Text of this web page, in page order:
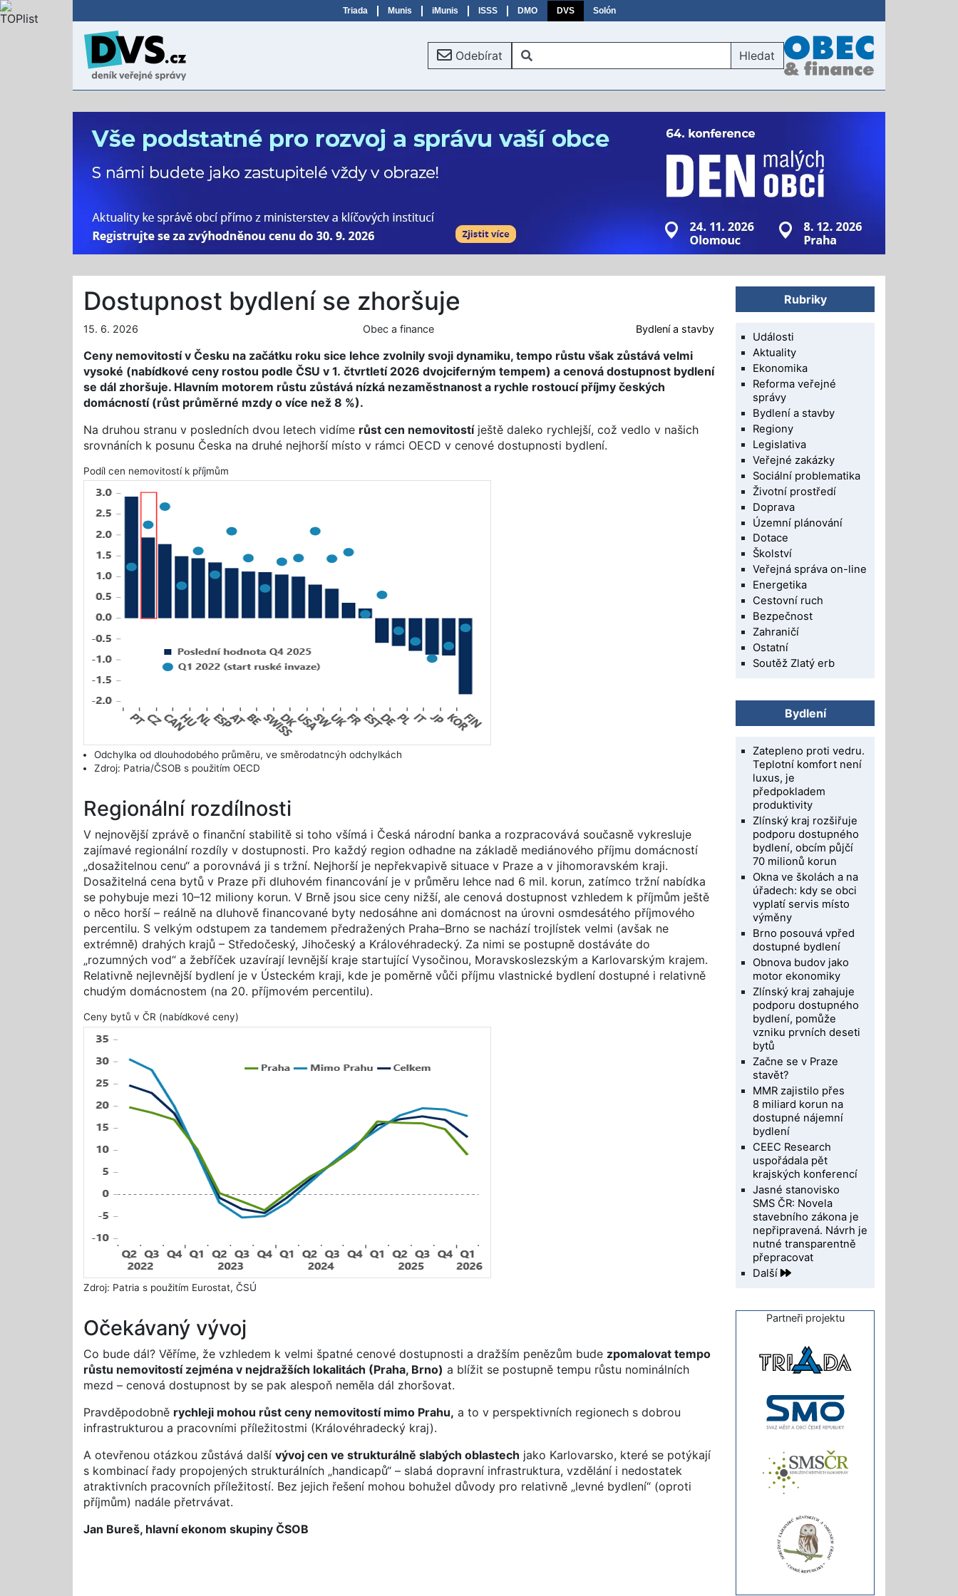
Triada Munis iMunis ISSS DMO DVS Solón
Odebírat Hledat
Dostupnost bydlení se zhoršuje
15. 6. 2026 Obec a finance Bydlení a stavby
Ceny nemovitostí v Česku na začátku roku sice lehce zvolnily svoji dynamiku, tempo růstu však zůstává velmi
vysoké (nabídkové ceny rostou podle ČSU v 1. čtvrtletí 2026 dvojciferným tempem) a cenová dostupnost bydlení
se dál zhoršuje. Hlavním motorem růstu zůstává nízká nezaměstnanost a rychle rostoucí příjmy českých
domácností (růst průměrné mzdy o více než 8 %).
Na druhou stranu v posledních dvou letech vidíme růst cen nemovitostíještě daleko rychlejší, což vedlo v našich
srovnáních k posunu Česka na druhé nejhorší místo v rámci OECD v cenové dostupnosti bydlení.
Podíl cen nemovitostí k příjmům
Odchylka od dlouhodobého průměru, ve směrodatncýh odchylkách
Zdroj: Patria/ČSOB s použitím OECD
Regionální rozdílnosti
V nejnovější zprávě o finanční stabilitě si toho všímá i Česká národní banka a rozpracovává současně vykresluje
zajímavé regionální rozdíly v dostupnosti. Pro každý region odhadne na základě mediánového příjmu domácností
„dosažitelnou cenu“ a porovnává ji s tržní. Nejhorší je nepřekvapivě situace v Praze a v jihomoravském kraji.
Dosažitelná cena bytů v Praze při dluhovém financování je v průměru lehce nad 6 mil. korun, zatímco tržní nabídka
se pohybuje mezi 10–12 miliony korun. V Brně jsou sice ceny nižší, ale cenová dostupnost vzhledem k příjmům ještě
o něco horší – reálně na dluhově financované byty nedosáhne ani domácnost na úrovni osmdesátého příjmového
percentilu. S velkým odstupem za tandemem předražených Praha–Brno se nachází trojlístek velmi (avšak ne
extrémně) drahých krajů – Středočeský, Jihočeský a Královéhradecký. Za nimi se postupně dostáváte do
„rozumných vod“ a žebříček uzavírají levnější kraje startující Vysočinou, Moravskoslezským a Karlovarským krajem.
Relativně nejlevnější bydlení je v Ústeckém kraji, kde je poměrně vůči příjmu vlastnické bydlení dostupné i relativně
chudým domácnostem (na 20. příjmovém percentilu).
Ceny bytů v ČR (nabídkové ceny)
Zdroj: Patria s použitím Eurostat, ČSÚ
Očekávaný vývoj
Co bude dál? Věříme, že vzhledem k velmi špatné cenové dostupnosti a dražším penězům bude zpomalovat tempo
růstu nemovitostí zejména v nejdražších lokalitách (Praha, Brno) a blížit se postupně tempu růstu nominálních
mezd – cenová dostupnost by se pak alespoň neměla dál zhoršovat.
Pravděpodobně rychleji mohou růst ceny nemovitostí mimo Prahu, a to v perspektivních regionech s dobrou
infrastrukturou a pracovními příležitostmi (Královéhradecký kraj).
A otevřenou otázkou zůstává další vývoj cen ve strukturálně slabých oblastech jako Karlovarsko, které se potýkají
s kombinací řady propojených strukturálních „handicapů“ – slabá dopravní infrastruktura, vzdělání i nedostatek
atraktivních pracovních příležitostí. Bez jejich řešení mohou bohužel důvody pro relativně „levné bydlení“ (oproti
příjmům) nadále přetrvávat.
Jan Bureš, hlavní ekonom skupiny ČSOB
Rubriky
Události
Aktuality
Ekonomika
Reforma veřejné
správy
Bydlení a stavby
Regiony
Legislativa
Veřejné zakázky
Sociální problematika
Životní prostředí
Doprava
Územní plánování
Dotace
Školství
Veřejná správa on-line
Energetika
Cestovní ruch
Bezpečnost
Zahraničí
Ostatní
Soutěž Zlatý erb
Bydlení
Zatepleno proti vedru.
Teplotní komfort není
luxus, je
předpokladem
produktivity
Zlínský kraj rozšiřuje
podporu dostupného
bydlení, obcím půjčí
70 milionů korun
Okna ve školách a na
úřadech: kdy se obci
vyplatí servis místo
výměny
Brno posouvá vpřed
dostupné bydlení
Obnova budov jako
motor ekonomiky
Zlínský kraj zahajuje
podporu dostupného
bydlení, pomůže
vzniku prvních deseti
bytů
Začne se v Praze
stavět?
MMR zajistilo přes
8 miliard korun na
dostupné nájemní
bydlení
CEEC Research
uspořádala pět
krajských konferencí
Jasné stanovisko
SMS ČR: Novela
stavebního zákona je
nepřipravená. Návrh je
nutné transparentně
přepracovat
Další
Partneři projektu